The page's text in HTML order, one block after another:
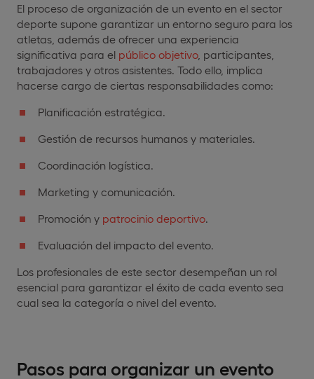
El proceso de organización de un evento en el sector
deporte supone garantizar un entorno seguro para los
atletas, además de ofrecer una experiencia
significativa para el público objetivo, participantes,
trabajadores y otros asistentes. Todo ello, implica
hacerse cargo de ciertas responsabilidades como:
Planificación estratégica.
Gestión de recursos humanos y materiales.
Coordinación logística.
Marketing y comunicación.
Promoción y patrocinio deportivo
Evaluación del impacto del evento.
Los profesionales de este sector desempeñan un rol
esencial para garantizar el éxito de cada evento sea
cual sea la categoría o nivel del evento.
Pasos para organizar un evento